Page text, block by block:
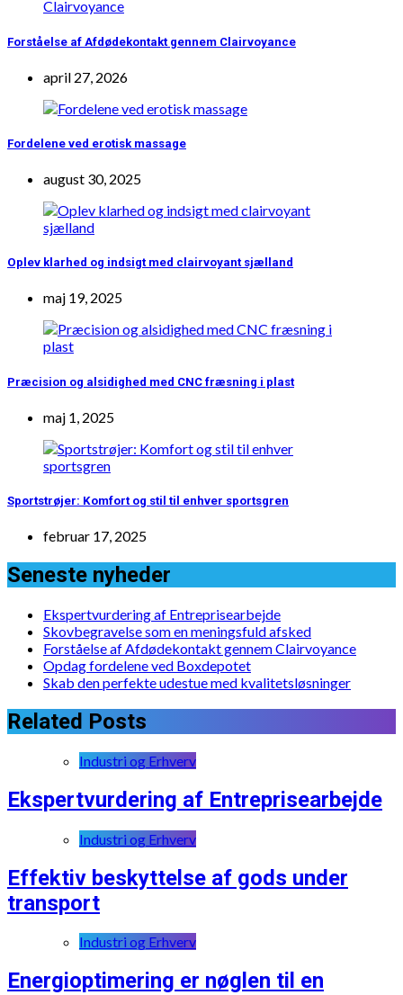
Forståelse af Afdødekontakt gennem Clairvoyance
april 27, 2026
Fordelene ved erotisk massage
august 30, 2025
Oplev klarhed og indsigt med clairvoyant sjælland
maj 19, 2025
Præcision og alsidighed med CNC fræsning i plast
maj 1, 2025
Sportstrøjer: Komfort og stil til enhver sportsgren
februar 17, 2025
Seneste nyheder
Ekspertvurdering af Entreprisearbejde
Skovbegravelse som en meningsfuld afsked
Forståelse af Afdødekontakt gennem Clairvoyance
Opdag fordelene ved Boxdepotet
Skab den perfekte udestue med kvalitetsløsninger
Related Posts
Industri og Erhverv
Ekspertvurdering af Entreprisearbejde
Industri og Erhverv
Effektiv beskyttelse af gods under
transport
Industri og Erhverv
Energioptimering er nøglen til en